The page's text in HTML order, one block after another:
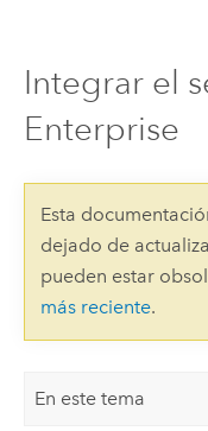
Integrar el
Enterprise
Esta
dejado de
pueden estar
más reciente.
En este tema